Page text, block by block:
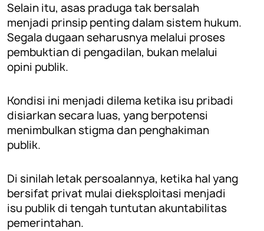
Selain itu, asas praduga tak bersalah
menjadi prinsip penting dalam sistem hukum.
Segala dugaan seharusnya melalui proses
pembuktian di pengadilan, bukan melalui
opini publik.
Kondisi ini menjadi dilema ketika isu pribadi
disiarkan secara luas, yang berpotensi
menimbulkan stigma dan penghakiman
publik.
Di sinilah letak persoalannya, ketika hal yang
bersifat privat mulai dieksploitasi menjadi
isu publik di tengah tuntutan akuntabilitas
pemerintahan.